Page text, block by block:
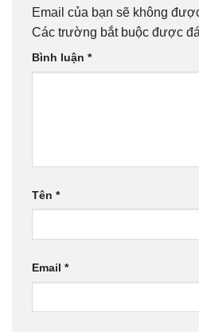
Email của bạn sẽ không
Các trường bắt buộc được
Bình luận *
Tên *
Email *